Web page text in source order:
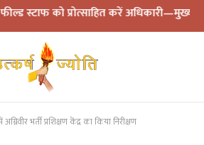
करें अधिकारी—मुख्य निर्वाचन अधिकारी
भर्ती प्रशिक्षण केंद्र का किया निरीक्षण